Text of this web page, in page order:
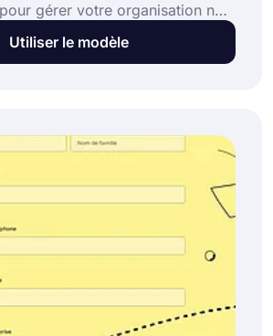
gérer votre organisation non
ou votre événement, vous
des bénévoles au service de
et leur disponibilité en
de candidature en
Utiliser le modèle